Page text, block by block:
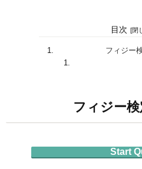
目次
フィジー
フィジー
Start